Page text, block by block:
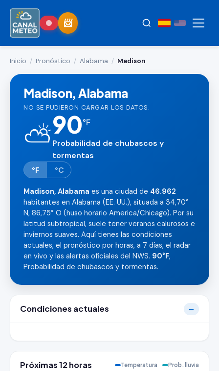
Inicio / Pronóstico / Alabama / Madison
Madison, Alabama
NO SE PUDIERON CARGAR LOS DATOS.
⛅90°F
Probabilidad de chubascos y
tormentas
°F °C
Madison, Alabama es una ciudad de 46.962
habitantes en Alabama (EE. UU.), situada a 34,70°
N, 86,75° O (huso horario America/Chicago). Por su
latitud subtropical, suele tener veranos calurosos e
inviernos suaves. Aquí tienes las condiciones
actuales, el pronóstico por horas, a 7 días, el radar
en vivo y las alertas oficiales del NWS. 90°F,
Probabilidad de chubascos y tormentas.
Condiciones actuales —
Próximas 12 horas Temperatura Prob. lluvia